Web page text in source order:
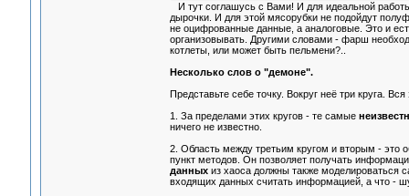
И тут соглашусь с Вами! И для идеальной
дырочки. И для этой мясорубки не подойдут
не оцифрованные данные, а аналоговые. Это и
организовывать. Другими словами - фарш
котлеты, или может быть пельмени?..
Несколько слов о "демоне".
Представьте себе точку. Вокруг неё три круга.
1. За пределами этих кругов - те самые
ничего не известно.
2. Область между третьим кругом и вторым - это
пункт методов. Он позволяет получать
данныхиз хаоса должны также моделироваться
входящих данных считать информацией, а что -